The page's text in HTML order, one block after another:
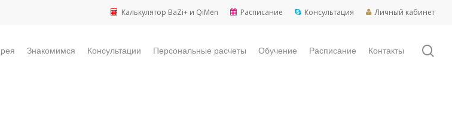
Калькулятор BaZi+ и QiMen Расписание Консультация Личный кабинет
Знакомимся Консультации Персональные расчеты Обучение Расписание Контакты